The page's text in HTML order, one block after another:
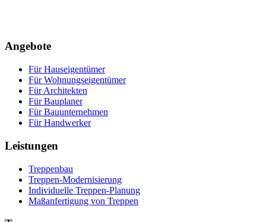
Angebote
Für Hauseigentümer
Für Wohnungseigentümer
Für Architekten
Für Bauplaner
Für Bauunternehmen
Für Handwerker
Leistungen
Treppenbau
Treppen-Modernisierung
Individuelle Treppen-Planung
Maßanfertigung von Treppen